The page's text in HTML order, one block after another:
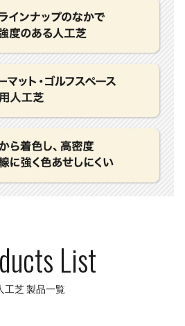
List
工芝 製品一覧